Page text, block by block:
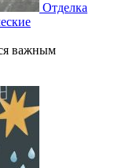
Отделка
важным